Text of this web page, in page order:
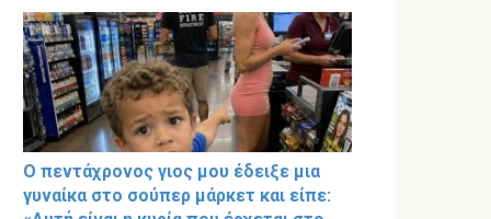
Ο πεντάχρονος γιος μου έδειξε μια
γυναίκα στο σούπερ μάρκετ και είπε: